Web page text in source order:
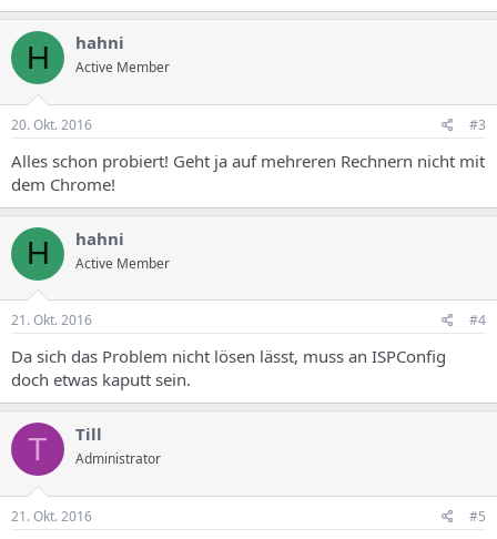
H hahni
Active Member
20. Okt. 2016 #3
Alles schon probiert! Geht ja auf mehreren Rechnern nicht mit
dem Chrome!
H hahni
Active Member
21. Okt. 2016 #4
Da sich das Problem nicht lösen lässt, muss an ISPConfig
doch etwas kaputt sein.
T Till
Administrator
21. Okt. 2016 #5